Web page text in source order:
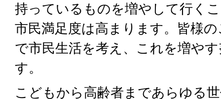
持っているものを増やして行く
市民満足度は高まります。皆様
で市民生活を考え、これを増や
す。
こどもから高齢者まであらゆる